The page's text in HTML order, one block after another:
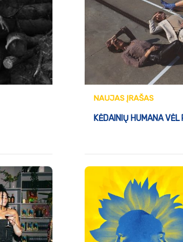
NAUJAS ĮRAŠAS
KĖDAINIŲ HUMANA VĖL